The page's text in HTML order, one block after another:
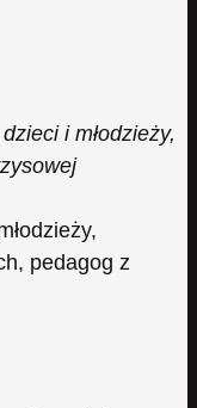
i młodzieży,
pedagog z